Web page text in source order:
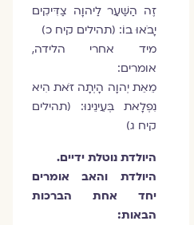
זֶה הַשַּׁעַר לַיהוָה צַדִּיקִים
יָבֹאוּ בוֹ: (תהילים קיח כ)
מיד אחרי הלידה,
אומרים:
מֵאֵת יְהוָה הָיְתָה זֹּאת הִיא
נִפְלָאת בְּעֵינֵינוּ: (תהילים
קיח ג)
היולדת נוטלת ידיים.
היולדת והאב אומרים
יחד אחת הברכות
הבאות: